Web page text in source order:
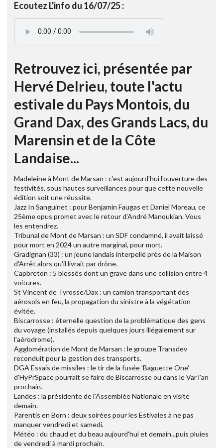
Ecoutez L'info du 16/07/25 :
Retrouvez ici, présentée par
Hervé Delrieu, toute l'actu
estivale du Pays Montois, du
Grand Dax, des Grands Lacs, du
Marensin et de la Côte
Landaise...
Madeleine à Mont de Marsan : c'est aujourd'hui l'ouverture des
festivités, sous hautes surveillances pour que cette nouvelle
édition soit une réussite.
Jazz In Sanguinet : pour Benjamin Faugas et Daniel Moreau, ce
25ème opus promet avec le retour d'André Manoukian. Vous
les entendrez.
Tribunal de Mont de Marsan : un SDF condamné, il avait laissé
pour mort en 2024 un autre marginal, pour mort.
Gradignan (33) : un jeune landais interpellé près de la Maison
d'Arrêt alors qu'il livrait par drône.
Capbreton : 5 blessés dont un grave dans une collision entre 4
voitures.
St Vincent de Tyrosse/Dax : un camion transportant des
aérosols en feu, la propagation du sinistre à la végétation
évitée.
Biscarrosse : éternelle question de la problématique des gens
du voyage (installés depuis quelques jours illégalement sur
l'aérodrome).
Agglomération de Mont de Marsan : le groupe Transdev
reconduit pour la gestion des transports.
DGA Essais de missiles : le tir de la fusée 'Baguette One'
d'HyPrSpace pourrait se faire de Biscarrosse ou dans le Var l'an
prochain.
Landes : la présidente de l'Assemblée Nationale en visite
demain.
Parentis en Born : deux soirées pour les Estivales à ne pas
manquer vendredi et samedi.
Météo : du chaud et du beau aujourd'hui et demain...puis pluies
de vendredi à mardi prochain.